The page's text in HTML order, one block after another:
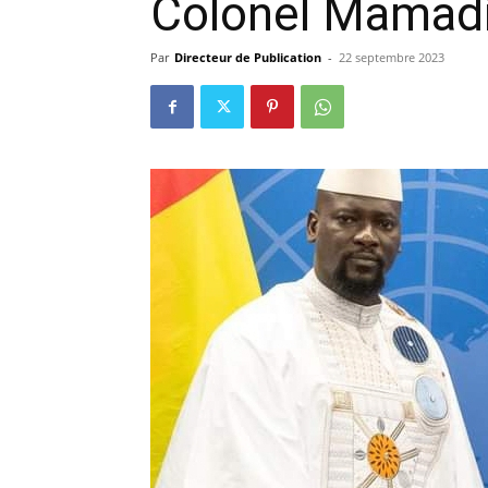
précision
Colonel
Par Directeur de Publication - 22 septembre 2023